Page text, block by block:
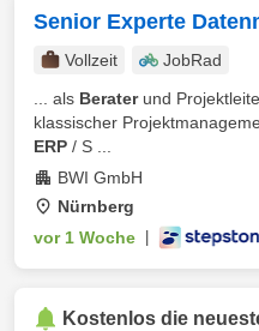
Senior Experte
Vollzeit
JobRad
... als Beraterund
klassischer
ERP / S ...
BWI GmbH
Nürnberg
vor 1 Woche
Kostenlos die